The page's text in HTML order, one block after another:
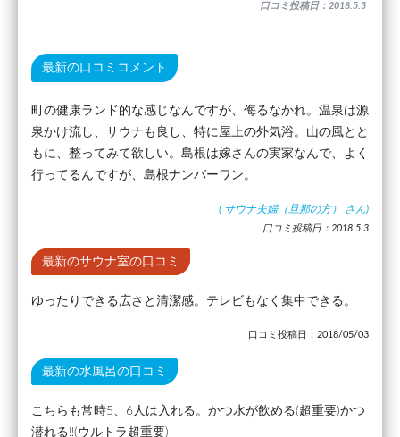
口コミ投稿日：2018.5.3
最新の口コミコメント
町の健康ランド的な感じなんですが、侮るなかれ。温泉は源
泉かけ流し、サウナも良し、特に屋上の外気浴。山の風とと
もに、整ってみて欲しい。島根は嫁さんの実家なんで、よく
行ってるんですが、島根ナンバーワン。
( サウナ夫婦（旦那の方） さん)
口コミ投稿日：2018.5.3
最新のサウナ室の口コミ
ゆったりできる広さと清潔感。テレビもなく集中できる。
口コミ投稿日：2018/05/03
最新の水風呂の口コミ
こちらも常時5、6人は入れる。かつ水が飲める(超重要)かつ
潜れる‼️(ウルトラ超重要)